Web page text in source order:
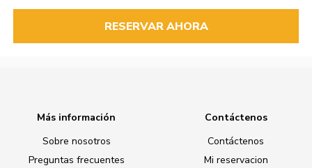
RESERVAR AHORA
Más información
Sobre nosotros
Preguntas frecuentes
Contáctenos
Contáctenos
Mi reservacion